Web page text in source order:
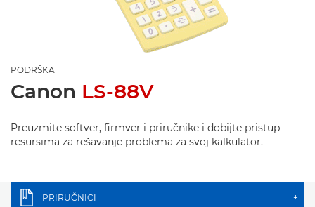
PODRŠKA
Canon LS-88V
Preuzmite softver, firmver i priručnike i dobijte pristup
resursima za rešavanje problema za svoj kalkulator.
PRIRUČNICI +